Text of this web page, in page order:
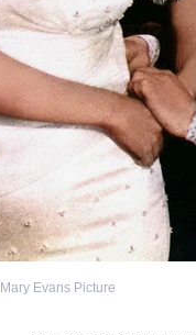
Evans Picture